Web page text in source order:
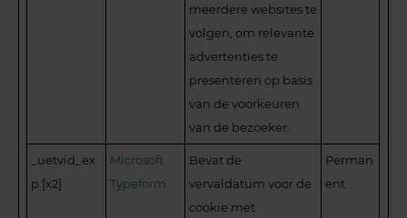
meerdere websites te
volgen, om relevante
advertenties te
presenteren op basis
van de voorkeuren
van de bezoeker.
_uetvid_ex
p [x2]
Microsoft
Typeform
Bevat de
vervaldatum voor de
cookie met
Perman
ent